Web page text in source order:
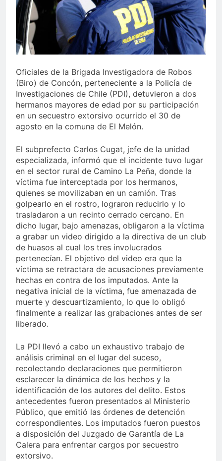
Oficiales de la Brigada Investigadora de Robos
(Biro) de Concón, perteneciente a la Policía de
Investigaciones de Chile (PDI), detuvieron a dos
hermanos mayores de edad por su participación
en un secuestro extorsivo ocurrido el 30 de
agosto en la comuna de El Melón.
El subprefecto Carlos Cugat, jefe de la unidad
especializada, informó que el incidente tuvo lugar
en el sector rural de Camino La Peña, donde la
víctima fue interceptada por los hermanos,
quienes se movilizaban en un camión. Tras
golpearlo en el rostro, lograron reducirlo y lo
trasladaron a un recinto cerrado cercano. En
dicho lugar, bajo amenazas, obligaron a la víctima
a grabar un video dirigido a la directiva de un club
de huasos al cual los tres involucrados
pertenecían. El objetivo del video era que la
víctima se retractara de acusaciones previamente
hechas en contra de los imputados. Ante la
negativa inicial de la víctima, fue amenazada de
muerte y descuartizamiento, lo que lo obligó
finalmente a realizar las grabaciones antes de ser
liberado.
La PDI llevó a cabo un exhaustivo trabajo de
análisis criminal en el lugar del suceso,
recolectando declaraciones que permitieron
esclarecer la dinámica de los hechos y la
identificación de los autores del delito. Estos
antecedentes fueron presentados al Ministerio
Público, que emitió las órdenes de detención
correspondientes. Los imputados fueron puestos
a disposición del Juzgado de Garantía de La
Calera para enfrentar cargos por secuestro
extorsivo.